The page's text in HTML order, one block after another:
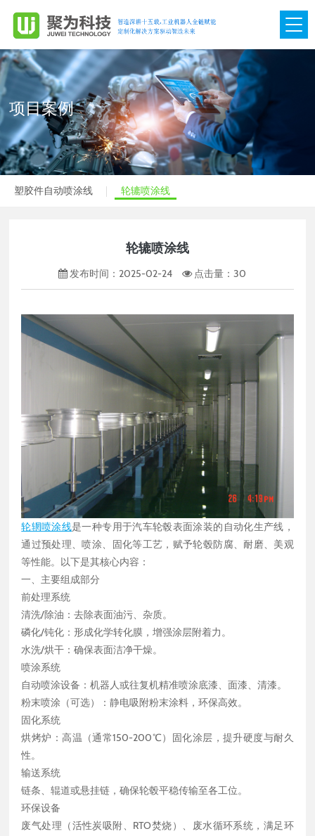
网站首页
关于我们
产品展示
项目案例
视频中心
项目案例
塑胶件自动喷涂线 轮辘喷涂线
轮辘喷涂线
发布时间：2025-02-24 点击量：30
轮辋喷涂线是一种专用于汽车轮毂表面涂装的自动化生产线，
通过预处理、喷涂、固化等工艺，赋予轮毂防腐、耐磨、美观
等性能。以下是其核心内容：
一、主要组成部分
前处理系统
清洗/除油：去除表面油污、杂质。
磷化/钝化：形成化学转化膜，增强涂层附着力。
水洗/烘干：确保表面洁净干燥。
喷涂系统
自动喷涂设备：机器人或往复机精准喷涂底漆、面漆、清漆。
粉末喷涂（可选）：静电吸附粉末涂料，环保高效。
固化系统
烘烤炉：高温（通常150-200℃）固化涂层，提升硬度与耐久
性。
输送系统
链条、辊道或悬挂链，确保轮毂平稳传输至各工位。
环保设备
废气处理（活性炭吸附、RTO焚烧）、废水循环系统，满足环